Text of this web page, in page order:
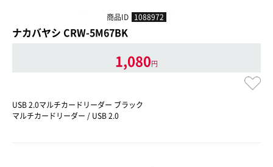
商品ID 1088972
ナカバヤシ CRW-5M67BK
1,080円
USB 2.0マルチカードリーダー ブラック
マルチカードリーダー / USB 2.0